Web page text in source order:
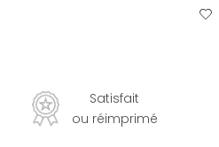
Satisfait
ou réimprimé